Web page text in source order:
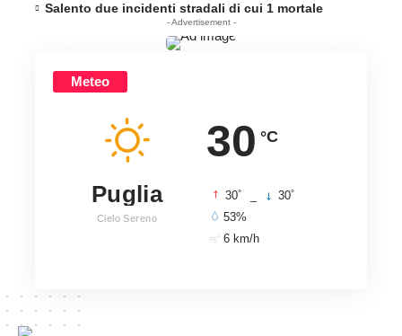
Salento due incidenti stradali di cui 1 mortale
- Advertisement -
Meteo
30 °C
Puglia
Cielo Sereno
30° 30°
53%
6 km/h